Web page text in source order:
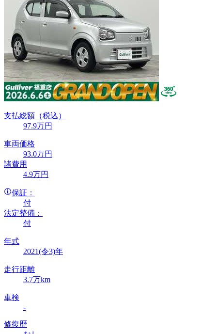
支払総額 （税込）
97.9万円
車両価格
93.0万円
諸費用
4.9万円
保証：
付
法定整備：
付
年式
2021(令3)年
走行距離
3.7万km
車検
-
修復歴